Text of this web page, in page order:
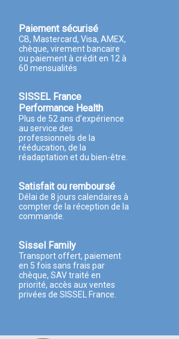
Paiement sécurisé
CB, Mastercard, Visa, AMEX,
chèque, virement bancaire
ou paiement à crédit en 12 à
60 mensualités
SISSEL France
Performance Health
Plus de 52 ans d’expérience
au service des
professionnels de la
rééducation, de la
réadaptation et du bien-être.
Satisfait ou remboursé
Délai de 8 jours calendaires à
compter de la réception de la
commande.
Sissel Family
Transport offert, paiement
en 5 fois sans frais par
chèque, SAV traité en
priorité, accès aux ventes
privées de SISSEL France.